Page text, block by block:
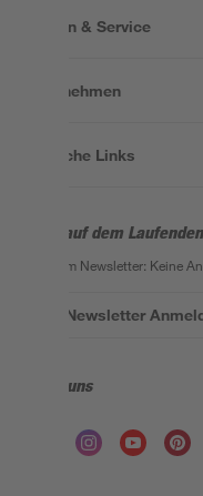
Wissen & Service
Unternehmen
Nützliche Links
Bleib auf dem
Der toom Newsletter: Keine
Zur Newsletter
Folge uns